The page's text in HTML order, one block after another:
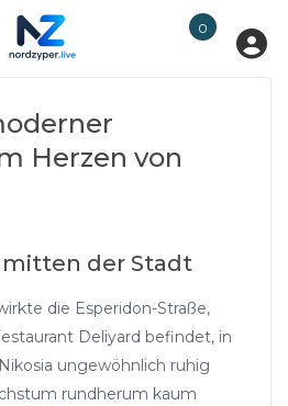
0
Herzen von
der Stadt
die Esperidon-Straße,
Deliyard befindet, in
ungewöhnlich ruhig
rundherum kaum